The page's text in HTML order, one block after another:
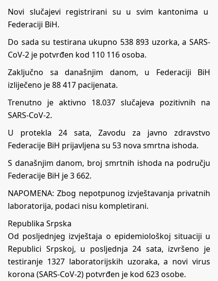
Novi slučajevi registrirani su u svim kantonima u
Federaciji BiH.
Do sada su testirana ukupno 538 893 uzorka, a SARS-
CoV-2 je potvrđen kod 110 116 osoba.
Zaključno sa današnjim danom, u Federaciji BiH
izliječeno je 88 417 pacijenata.
Trenutno je aktivno 18.037 slučajeva pozitivnih na
SARS-CoV-2.
U protekla 24 sata, Zavodu za javno zdravstvo
Federacije BiH prijavljena su 53 nova smrtna ishoda.
S današnjim danom, broj smrtnih ishoda na području
Federacije BiH je 3 662.
NAPOMENA: Zbog nepotpunog izvještavanja privatnih
laboratorija, podaci nisu kompletirani.
Republika Srpska
Od posljednjeg izvještaja o epidemiološkoj situaciji u
Republici Srpskoj, u posljednja 24 sata, izvršeno je
testiranje 1327 laboratorijskih uzoraka, a novi virus
korona (SARS-CoV-2) potvrđen je kod 623 osobe.